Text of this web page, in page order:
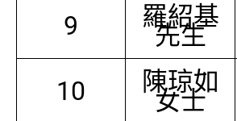
9 羅紹基
先生
10 陳琼如
女士